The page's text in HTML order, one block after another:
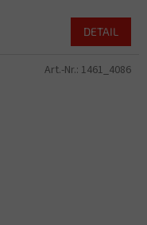
DETAIL
Art.-Nr.: 1461_4086